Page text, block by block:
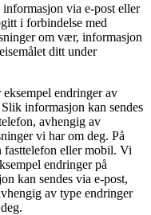
via e-post eller
i forbindelse med
om vær, informasjon
ditt under
endringer av
informasjon kan sendes
avhengig av
vi har om deg. På
fasttelefon eller mobil. Vi
endringer på
kan sendes via e-post,
av type endringer